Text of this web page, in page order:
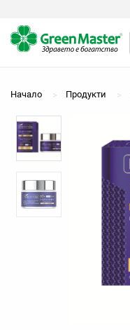
Начало Продукти